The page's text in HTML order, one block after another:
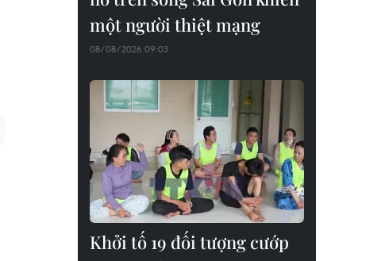
một người thiệt mạng
08/08/2026 09:03
Khởi tố 19 đối tượng cướp